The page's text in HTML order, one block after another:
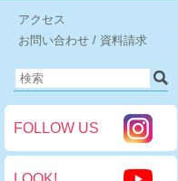
アクセス
お問い合わせ / 資料請求
FOLLOW US